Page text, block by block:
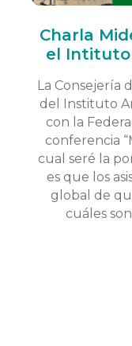
Charla
el Intituto
La Consejería
del Instituto
con la
conferencia
cual seré la
es que los
global de
cuáles